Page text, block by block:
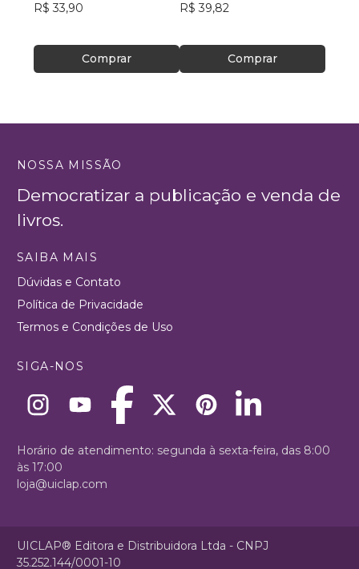
R$ 33,90
Comprar
R$ 39,82
Comprar
NOSSA MISSÃO
Democratizar a publicação e venda de
livros.
SAIBA MAIS
Dúvidas e Contato
Política de Privacidade
Termos e Condições de Uso
SIGA-NOS
Horário de atendimento: segunda à sexta-feira, das 8:00
às 17:00
loja@uiclap.com
UICLAP® Editora e Distribuidora Ltda - CNPJ
35.252.144/0001-10